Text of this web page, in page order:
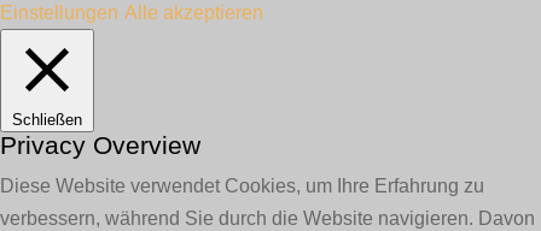
Einstellungen Alle akzeptieren
Schließen
Privacy Overview
Diese Website verwendet Cookies, um Ihre Erfahrung zu
verbessern, während Sie durch die Website navigieren. Davon